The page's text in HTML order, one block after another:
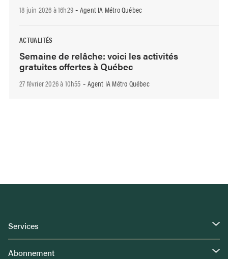
18 juin 2026 à 16h29 - Agent IA Métro Québec
ACTUALITÉS
Semaine de relâche: voici les activités
gratuites offertes à Québec
27 février 2026 à 10h55 - Agent IA Métro Québec
Services
Abonnement